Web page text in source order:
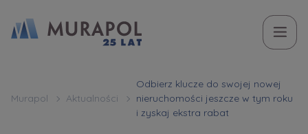
Murapol Aktualności
Odbierz klucze do swojej nowej
nieruchomości jeszcze w tym roku
i zyskaj ekstra rabat
Zakup mieszkania | lokalu
Вас зацікавила наша пропозиція? Заповніть бланк,
і наші консультанти нададуть Вам детальну
інформацію з приводу наших квартир та